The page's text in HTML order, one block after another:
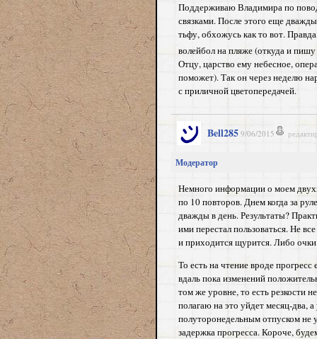
Поддерживаю Владимира по
связками. После этого еще
тьфу, обхожусь как то вот.
волейбол на пляже (откуда и пишу
Отцу, царство ему небесное,
поможет). Так он через неделю
с приличной цветопередачей.
Bell285 9/06/2015
Модератор
Немного информации о моем
по 10 повторов. Днем когда за
дважды в день. Результаты?
ими перестал пользоваться. Не
и приходится щурится. Либо
То есть на чтение вроде
вдаль пока изменений
том же уровне, то есть резкости
полагаю на это уйдет месяц-два,
полуторонедельным отпуском не
задержка прогресса. Короче,